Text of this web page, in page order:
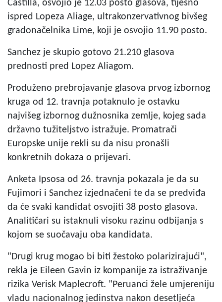
Castilla, osvojio je 12.03 posto glasova, tijesno
ispred Lopeza Aliage, ultrakonzervativnog bivšeg
gradonačelnika Lime, koji je osvojio 11.90 posto.
Sanchez je skupio gotovo 21.210 glasova
prednosti pred Lopez Aliagom.
Produženo prebrojavanje glasova prvog izbornog
kruga od 12. travnja potaknulo je ostavku
najvišeg izbornog dužnosnika zemlje, kojeg sada
državno tužiteljstvo istražuje. Promatrači
Europske unije rekli su da nisu pronašli
konkretnih dokaza o prijevari.
Anketa Ipsosa od 26. travnja pokazala je da su
Fujimori i Sanchez izjednačeni te da se predviđa
da će svaki kandidat osvojiti 38 posto glasova.
Analitičari su istaknuli visoku razinu odbijanja s
kojom se suočavaju oba kandidata.
"Drugi krug mogao bi biti žestoko polarizirajući",
rekla je Eileen Gavin iz kompanije za istraživanje
rizika Verisk Maplecroft. "Peruanci žele umjereniju
vladu nacionalnog jedinstva nakon desetljeća